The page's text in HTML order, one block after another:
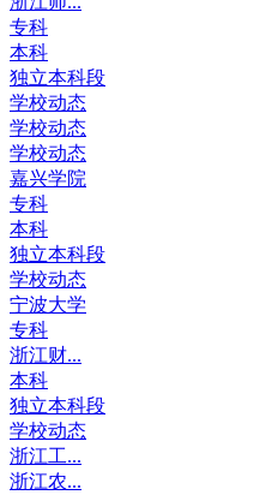
专科
本科
独立本科段
学校动态
学校动态
学校动态
嘉兴学院
专科
本科
独立本科段
学校动态
宁波大学
专科
浙江财...
本科
独立本科段
学校动态
浙江工...
浙江农...